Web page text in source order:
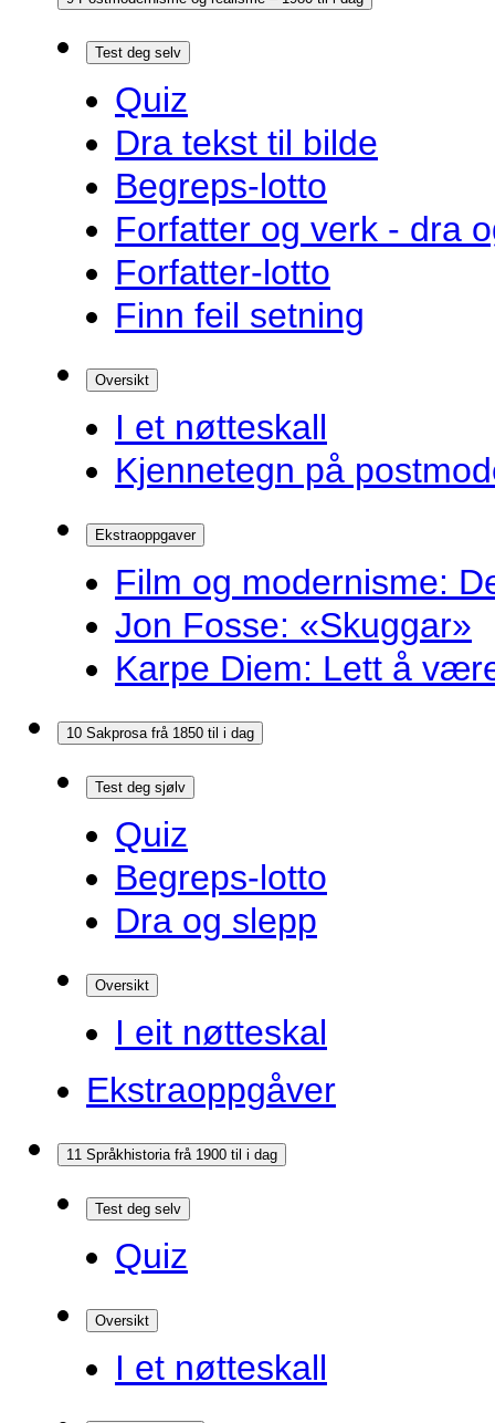
Test deg selv
Quiz
Dra tekst til bilde
Begreps-lotto
Forfatter og verk - dra
Forfatter-lotto
Finn feil setning
Oversikt
I et nøtteskall
Kjennetegn på
Ekstraoppgaver
Film og modernisme:
Jon Fosse: «Skuggar»
Karpe Diem: Lett å
10 Sakprosa frå 1850 til i dag
Test deg sjølv
Quiz
Begreps-lotto
Dra og slepp
Oversikt
I eit nøtteskal
Ekstraoppgåver
11 Språkhistoria frå 1900 til i dag
Test deg selv
Quiz
Oversikt
I et nøtteskall